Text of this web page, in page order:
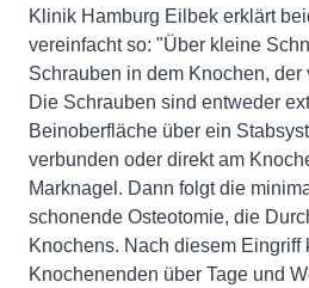
Klinik Hamburg Eilbek erklärt
vereinfacht so: "Über kleine
Schrauben in dem Knochen,
Die Schrauben sind entweder
Beinoberfläche über ein
verbunden oder direkt am
Marknagel. Dann folgt die
schonende Osteotomie, die
Knochens. Nach diesem Eingriff
Knochenenden über Tage und